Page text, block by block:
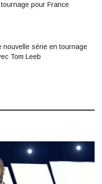
pour France
nouvelle série en tournage
Tom Leeb